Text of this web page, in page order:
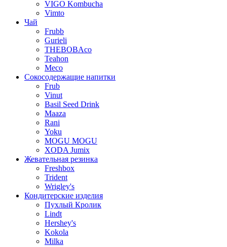
VIGO Kombucha
Vimto
Чай
Frubb
Gurieli
THEBOBAco
Teahon
Meco
Сокосодержащие напитки
Frub
Vinut
Basil Seed Drink
Maaza
Rani
Yoku
MOGU MOGU
XODA Jumix
Жевательная резинка
Freshbox
Trident
Wrigley's
Кондитерские изделия
Пухлый Кролик
Lindt
Hershey's
Kokola
Milka